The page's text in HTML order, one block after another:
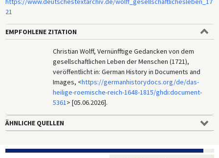
21
EMPFOHLENE ZITATION
Christian Wolff, Vernünfftige Gedancken von dem
gesellschaftlichen Leben der Menschen (1721),
veröffentlicht in: German History in Documents and
Images, <https://germanhistorydocs.org/de/das-
heilige-roemische-reich-1648-1815/ghdi:document-
5361> [05.06.2026].
ÄHNLICHE QUELLEN